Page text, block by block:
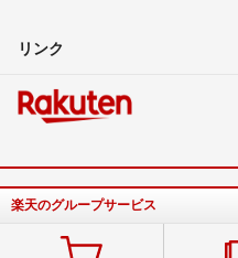
リンク
楽天のグループサービス